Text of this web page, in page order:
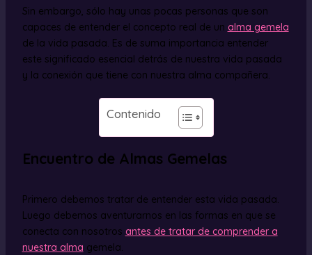
Sin embargo, sólo hay unas pocas personas que son
capaces de entender el concepto real de un alma gemela
de la vida pasada. Es de suma importancia entender
este significado esencial detrás de nuestra vida pasada
y la conexión que tiene con nuestra alma compañera.
Contenido
Encuentro de Almas Gemelas
Primero debemos tratar de entender esta vida pasada.
Luego debemos aventurarnos en las formas en que se
conecta con nosotros antes de tratar de comprender a
nuestra alma gemela.